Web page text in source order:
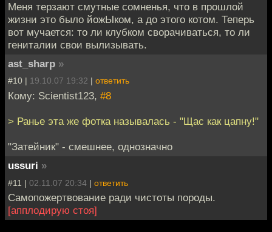
Меня терзают смутные сомненья, что в прошлой
жизни это было йожЫком, а до этого котом. Теперь
вот мучается: то ли клубком сворачиваться, то ли
гениталии свои вылизывать.
ast_sharp »
#10 | 19.10.07 19:32 | ответить
Кому: Scientist123, #8
> Ранье эта же фотка называлась - "Щас как цапну!"
"Затейник" - смешнее, однозначно
ussuri »
#11 | 02.11.07 20:34 | ответить
Самопожертвование ради чистоты породы.
[апплодирую стоя]